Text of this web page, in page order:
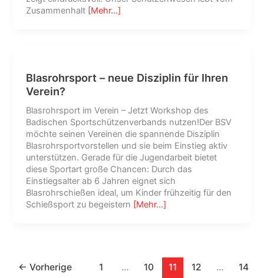
Zusammenhalt [Mehr…]
Blasrohrsport – neue Disziplin für Ihren
Verein?
Blasrohrsport im Verein – Jetzt Workshop des
Badischen Sportschützenverbands nutzen!Der BSV
möchte seinen Vereinen die spannende Disziplin
Blasrohrsportvorstellen und sie beim Einstieg aktiv
unterstützen. Gerade für die Jugendarbeit bietet
diese Sportart große Chancen: Durch das
Einstiegsalter ab 6 Jahren eignet sich
Blasrohrschießen ideal, um Kinder frühzeitig für den
Schießsport zu begeistern [Mehr…]
← Vorherige 1 … 10 11 12 …
14